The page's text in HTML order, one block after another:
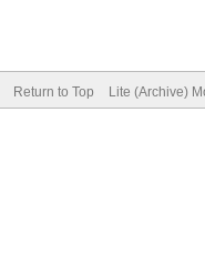
Return to Top Lite (Archive)